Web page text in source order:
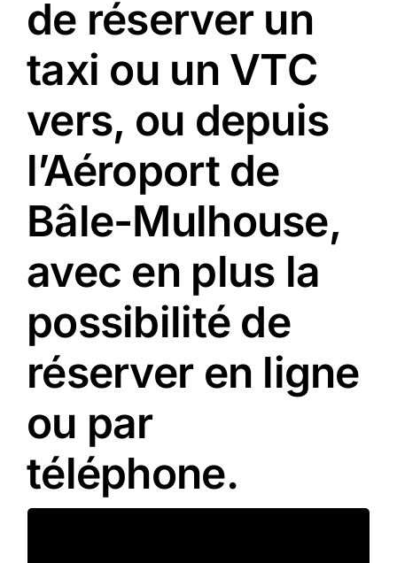
de réserver un
taxi ou un VTC
vers, ou depuis
l’Aéroport de
Bâle-Mulhouse,
avec en plus la
possibilité de
réserver en ligne
ou par
téléphone.